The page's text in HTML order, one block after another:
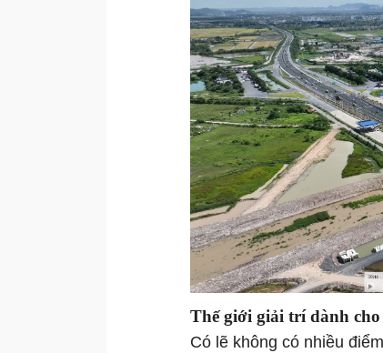
Thế giới giải trí dành
Có lẽ không có nhiều